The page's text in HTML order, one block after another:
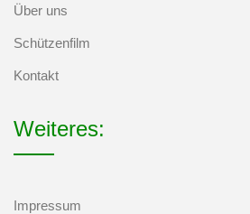
Über uns
Schützenfilm
Kontakt
Weiteres:
Impressum